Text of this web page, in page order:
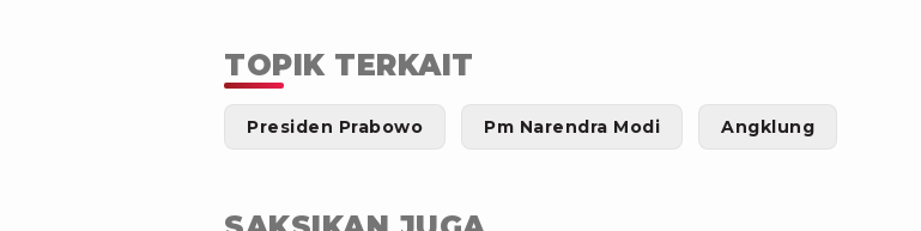
TOPIK TERKAIT
Presiden Prabowo Pm Narendra Modi Angklung